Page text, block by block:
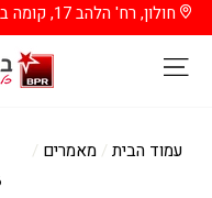
חולון, רח' הלהב 17, קומה ב' יחידה C-07
עמוד הבית / מאמרים /